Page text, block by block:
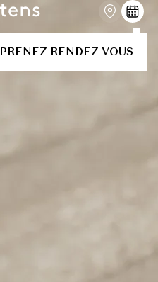
PRENEZ RENDEZ-VOUS